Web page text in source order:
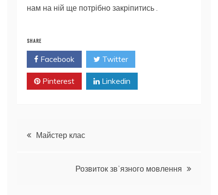
нам на ній ще потрібно закріпитись .
SHARE
Facebook Twitter
Pinterest Linkedin
Навігація
Майстер клас
Розвиток звʼязного мовлення